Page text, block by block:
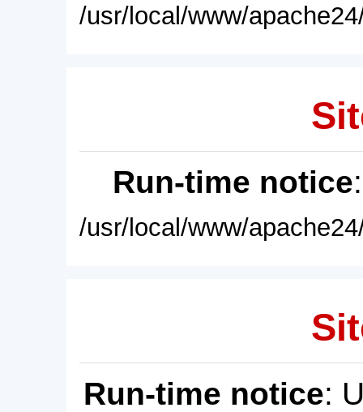
/usr/local/www/
Run-time notice
/usr/local/www/
Run-time notice: